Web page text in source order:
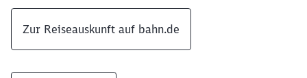
Zur Reiseauskunft auf bahn.de